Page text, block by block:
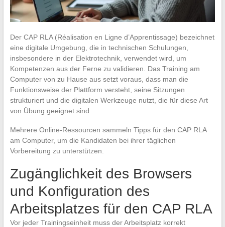
Der CAP RLA (Réalisation en Ligne d’Apprentissage) bezeichnet
eine digitale Umgebung, die in technischen Schulungen,
insbesondere in der Elektrotechnik, verwendet wird, um
Kompetenzen aus der Ferne zu validieren. Das Training am
Computer von zu Hause aus setzt voraus, dass man die
Funktionsweise der Plattform versteht, seine Sitzungen
strukturiert und die digitalen Werkzeuge nutzt, die für diese Art
von Übung geeignet sind.
Mehrere Online-Ressourcen sammeln Tipps für den CAP RLA
am Computer, um die Kandidaten bei ihrer täglichen
Vorbereitung zu unterstützen.
Zugänglichkeit des Browsers
und Konfiguration des
Arbeitsplatzes für den CAP RLA
Vor jeder Trainingseinheit muss der Arbeitsplatz korrekt